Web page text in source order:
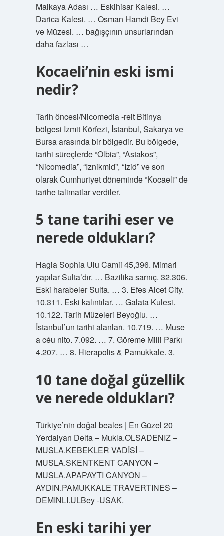
Malkaya Adası … Eskihisar Kalesi. …
Darica Kalesi. … Osman Hamdi Bey Evi
ve Müzesi. … bağışçının unsurlarından
daha fazlası …
Kocaeli’nin eski ismi
nedir?
Tarih öncesi/Nicomedia -reit Bitinya
bölgesi Izmit Körfezi, İstanbul, Sakarya ve
Bursa arasında bir bölgedir. Bu bölgede,
tarihi süreçlerde “Olbia”, “Astakos”,
“Nicomedia”, “Iznikmid”, “Izid” ve son
olarak Cumhuriyet döneminde “Kocaeli” de
tarihe talimatlar verdiler.
5 tane tarihi eser ve
nerede oldukları?
Hagia Sophia Ulu Camii 45,396. Mimari
yapılar Sulta’dır. … Bazilika sarnıç. 32.306.
Eski harabeler Sulta. … 3. Efes Alcet City.
10.311. Eski kalıntılar. … Galata Kulesi.
10.122. Tarih Müzeleri Beyoğlu. …
İstanbul’un tarihi alanları. 10.719. … Muse
a céu nito. 7.092. … 7. Göreme Milli Parkı
4.207. … 8. Hierapolis & Pamukkale. 3.
10 tane doğal güzellik
ve nerede oldukları?
Türkiye’nin doğal beales | En Güzel 20
Yerdalyan Delta – Mukla.OLSADENIZ –
MUSLA.KEBEKLER VADİSİ –
MUSLA.SKENTKENT CANYON –
MUSLA.APAPAYTI CANYON –
AYDIN.PAMUKKALE TRAVERTINES –
DEMINLI.ULBey -USAK.
En eski tarihi yer